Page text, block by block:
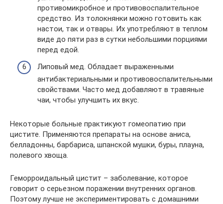
противомикробное и противовоспалительное
средство. Из толокнянки можно готовить как
настои, так и отвары. Их употребляют в теплом
виде до пяти раз в сутки небольшими порциями
перед едой.
Липовый мед. Обладает выраженными
антибактериальными и противовоспалительными
свойствами. Часто мед добавляют в травяные
чаи, чтобы улучшить их вкус.
Некоторые больные практикуют гомеопатию при
цистите. Применяются препараты на основе аниса,
белладонны, барбариса, шпанской мушки, буры, плауна,
полевого хвоща.
Геморроидальный цистит – заболевание, которое
говорит о серьезном поражении внутренних органов.
Поэтому лучше не экспериментировать с домашними